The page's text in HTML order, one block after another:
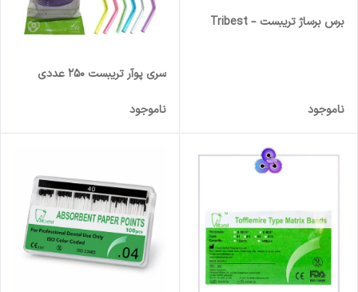
برس برساژ تریبست – Tribest
ناموجود
سری پوآر تریبست 250 عددی
ناموجود